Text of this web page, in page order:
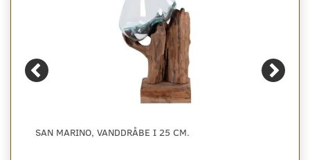
SAN MARINO, VANDDRÅBE I 25 CM.